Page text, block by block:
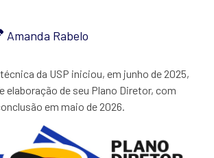
Amanda Rabelo
da USP iniciou, em junho de 2025,
elaboração de seu Plano Diretor, com
em maio de 2026.